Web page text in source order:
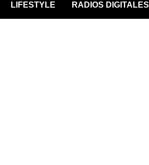
LIFESTYLE RADIOS DIGITALES